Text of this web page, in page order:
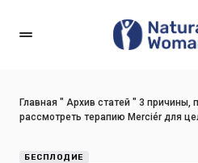
Главная " Архив статей " 3 причины,
рассмотреть терапию Merciér для
БЕСПЛОДИЕ